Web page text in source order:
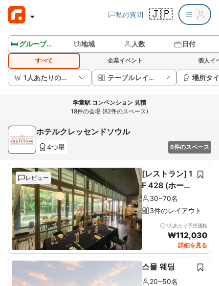
私の質問 🇯🇵
🛏️ グループルームを見る 地域 人数 日付
すべて 企業イベント 個人イ
1人あたりの価格 テーブルレイアウト 場所タ
学童駅 コンベンション 見積
18件の会場 (82件のスペース)
ホテルクレッセンドソウル
4つ星 6件のスペース
レビュー
[レストラン] 1
F 428 (ホール
60席+ルーム1
0席)
30~70名
3件のレイアウト
1人あたり予想価格
₩112,030
詳細を見る
스몰 웨딩
20~50名